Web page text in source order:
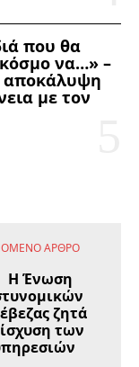
που θα
να…» –
αποκάλυψη
με τον
ΆΡΘΡΟ